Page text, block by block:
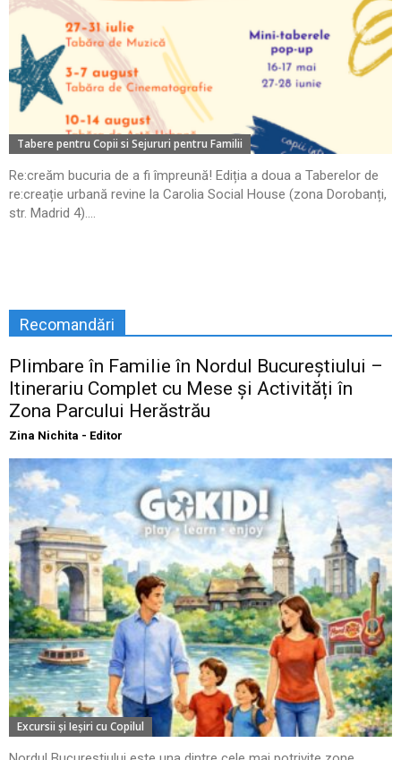
Tabere pentru Copii si Sejururi pentru Familii
Re:creăm bucuria de a fi împreună! Ediția a doua a Taberelor de
re:creație urbană revine la Carolia Social House (zona Dorobanți,
str. Madrid 4)....
Recomandări
Plimbare în Familie în Nordul Bucureștiului –
Itinerariu Complet cu Mese și Activități în
Zona Parcului Herăstrău
Zina Nichita - Editor
Excursii şi Ieşiri cu Copilul